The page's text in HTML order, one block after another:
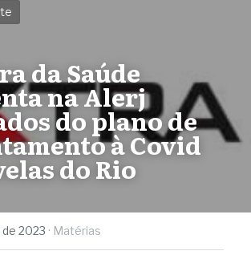
da Saúde
na Alerj
do plano de
à Covid
do Rio
2023 · Matérias